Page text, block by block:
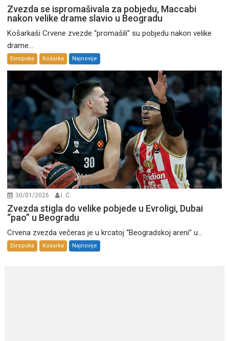
Zvezda se ispromašivala za pobjedu, Maccabi
nakon velike drame slavio u Beogradu
Košarkaši Crvene zvezde “promašili” su pobjedu nakon velike
drame...
Evropska Košarka Najnovije
30/01/2026 I. Ć.
Zvezda stigla do velike pobjede u Evroligi, Dubai
“pao” u Beogradu
Crvena zvezda večeras je u krcatoj “Beogradskoj areni” u...
Evropska Košarka Najnovije